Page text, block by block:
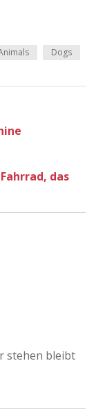
Dogs
das
stehen bleibt